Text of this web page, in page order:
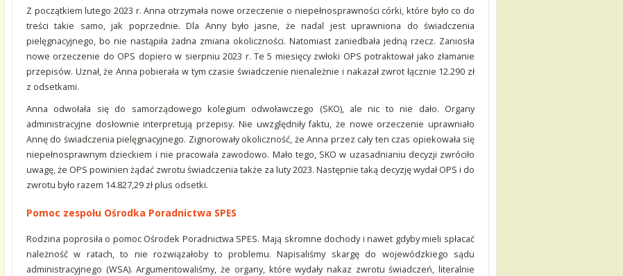
Z początkiem lutego 2023 r. Anna otrzymała nowe orzeczenie o niepełnosprawności córki, które było co do
treści takie samo, jak poprzednie. Dla Anny było jasne, że nadal jest uprawniona do świadczenia
pielęgnacyjnego, bo nie nastąpiła żadna zmiana okoliczności. Natomiast zaniedbała jedną rzecz. Zaniosła
nowe orzeczenie do OPS dopiero w sierpniu 2023 r. Te 5 miesięcy zwłoki OPS potraktował jako złamanie
przepisów. Uznał, że Anna pobierała w tym czasie świadczenie nienależnie i nakazał zwrot łącznie 12.290 zł
z odsetkami.
Anna odwołała się do samorządowego kolegium odwoławczego (SKO), ale nic to nie dało. Organy
administracyjne dosłownie interpretują przepisy. Nie uwzględniły faktu, że nowe orzeczenie uprawniało
Annę do świadczenia pielęgnacyjnego. Zignorowały okoliczność, że Anna przez cały ten czas opiekowała się
niepełnosprawnym dzieckiem i nie pracowała zawodowo. Mało tego, SKO w uzasadnianiu decyzji zwróciło
uwagę, że OPS powinien żądać zwrotu świadczenia także za luty 2023. Następnie taką decyzję wydał OPS i do
zwrotu było razem 14.827,29 zł plus odsetki.
Pomoc zespołu Ośrodka Poradnictwa SPES
Rodzina poprosiła o pomoc Ośrodek Poradnictwa SPES. Mają skromne dochody i nawet gdyby mieli spłacać
należność w ratach, to nie rozwiązałoby to problemu. Napisaliśmy skargę do wojewódzkiego sądu
administracyjnego (WSA). Argumentowaliśmy, że organy, które wydały nakaz zwrotu świadczeń, literalnie